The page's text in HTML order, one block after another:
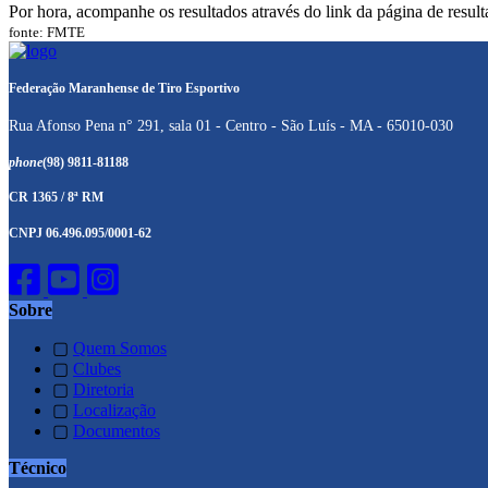
Por hora, acompanhe os resultados através do link da página de
fonte: FMTE
Federação Maranhense de Tiro Esportivo
Rua Afonso Pena n° 291, sala 01 - Centro - São Luís - MA - 65010-030
phone(98) 9811-81188
CR 1365 / 8ª RM
CNPJ 06.496.095/0001-62
Sobre
▢ Quem Somos
▢ Clubes
▢ Diretoria
▢ Localização
▢ Documentos
Técnico